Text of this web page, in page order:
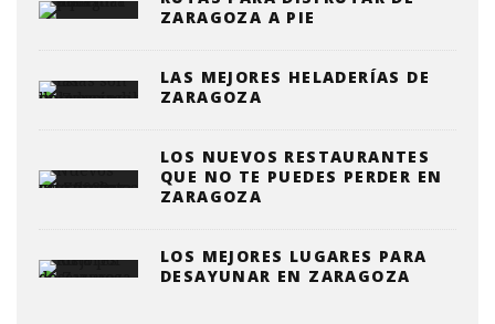
ZARAGOZA A PIE
LAS MEJORES HELADERÍAS DE
ZARAGOZA
LOS NUEVOS RESTAURANTES
QUE NO TE PUEDES PERDER EN
ZARAGOZA
LOS MEJORES LUGARES PARA
DESAYUNAR EN ZARAGOZA